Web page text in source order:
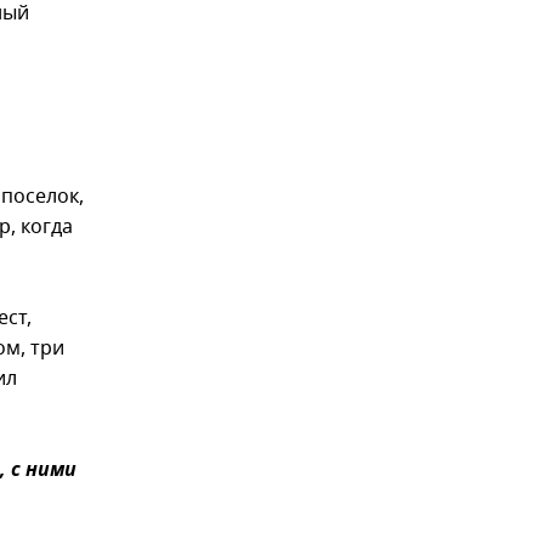
когда
три
с ними